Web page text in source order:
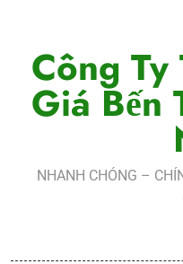
contentCông
Giá Bến
NHANH CHÓNG –